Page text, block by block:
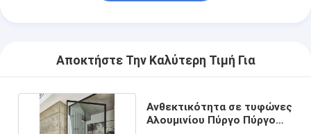
Αποκτήστε Την Καλύτερη Τιμή Για
Ανθεκτικότητα σε τυφώνες
Αλουμινίου Πύργο Πύργο